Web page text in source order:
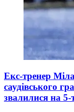
Екс-тренер
саудівського
звалилися на 5-